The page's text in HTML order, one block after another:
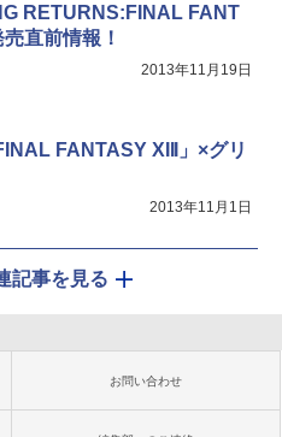
RETURNS:FINAL FANT
直前情報！
2013年11月19日
FANTASY XIII」×グリ
2013年11月1日
記事を見る
お問い合わせ